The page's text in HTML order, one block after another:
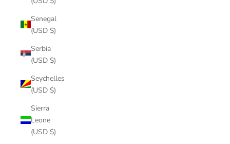
Senegal
(USD $)
Serbia
(USD $)
Seychelles
(USD $)
Sierra
Leone
(USD $)